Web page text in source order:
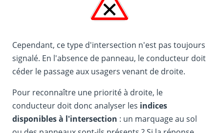
Cependant, ce type d'intersection n'est pas toujours
signalé. En l'absence de panneau, le conducteur doit
céder le passage aux usagers venant de droite.
Pour reconnaître une priorité à droite, le
conducteur doit donc analyser les indices
disponibles à l'intersection : un marquage au sol